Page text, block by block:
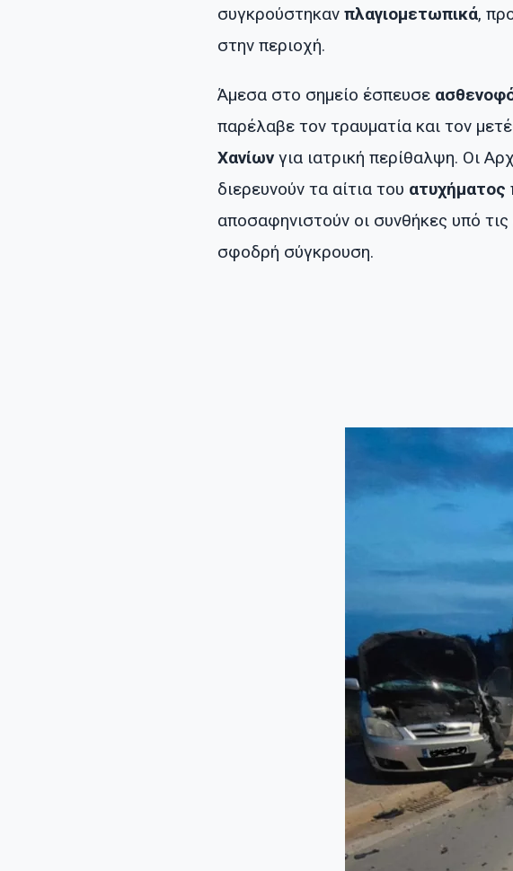
συγκρούστηκαν πλαγιομετωπικά,
στην περιοχή.
Άμεσα στο σημείο έσπευσε
παρέλαβε τον τραυματία και τον
Χανίων για ιατρική περίθαλψη. Οι
διερευνούν τα αίτια του ατυχήματος
αποσαφηνιστούν οι συνθήκες υπό
σφοδρή σύγκρουση.